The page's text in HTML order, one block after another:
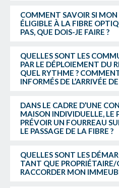
COMMENT SAVOIR SI
ÉLIGIBLE À LA FIBRE
PAS, QUE DOIS-JE FAIRE ?
QUELLES SONT LES
PAR LE DÉPLOIEMENT DU
QUEL RYTHME ?
INFORMÉS DE L’ARRIVÉE
DANS LE CADRE D’UNE
MAISON INDIVIDUELLE, LE
PRÉVOIR UN FOURREAU
LE PASSAGE DE LA FIBRE ?
QUELLES SONT LES
TANT QUE
RACCORDER MON